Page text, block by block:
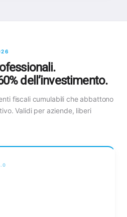
dell’investimento.
fiscali cumulabili che abbattono
Validi per aziende, liberi